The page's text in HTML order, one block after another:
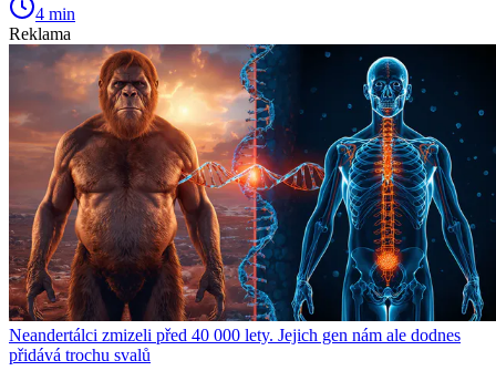
4 min
Reklama
Neandertálci zmizeli před 40 000 lety. Jejich gen nám ale dodnes
přidává trochu svalů